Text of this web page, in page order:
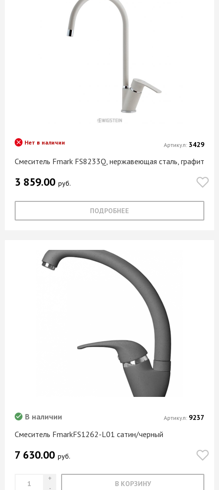
Смеситель Fmark FS8233Q, нержавеющая сталь, графит
Нет в наличии
3 859.00 руб.
ПОДРОБНЕЕ
Артикул: 3429
Смеситель FmarkFS1262-L01 сатин/черный
В наличии
7 630.00 руб.
В КОРЗИНУ
Артикул: 9237